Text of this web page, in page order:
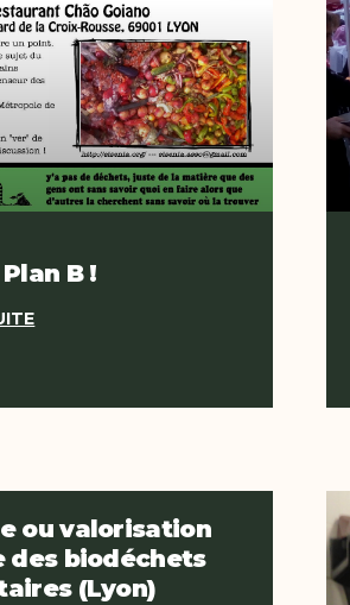
B !
ou valorisation
des biodéchets
(Lyon)